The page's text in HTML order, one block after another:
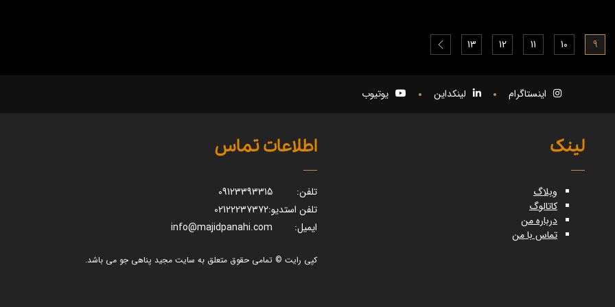
9
10
11
12
13
اینستاگرام لینکداین یوتیوب
اطلاعات تماس
تلفن:
09123393315
تلفن استدیو:02122237372
ایمیل:
info@majidpanahi.com
کپی رایت © تمامی حقوق متعلق به سایت مجید پناهی جو می باشد.
لینک
وبلاگ
کاتالوگ
درباره من
تماس با من